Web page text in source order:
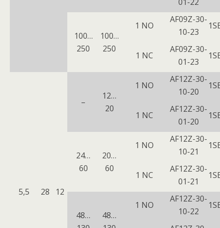
100…
250
100…
250
1 NO
AF09Z-30-
10-23
1 NC
AF09Z-30-
01-23
5,5 28 12
–
12…
20
1 NO
AF12Z-30-
10-20
1 NC
AF12Z-30-
01-20
24…
60
20…
60
1 NO
AF12Z-30-
10-21
1 NC
AF12Z-30-
01-21
48…
48…
1 NO
AF12Z-30-
10-22